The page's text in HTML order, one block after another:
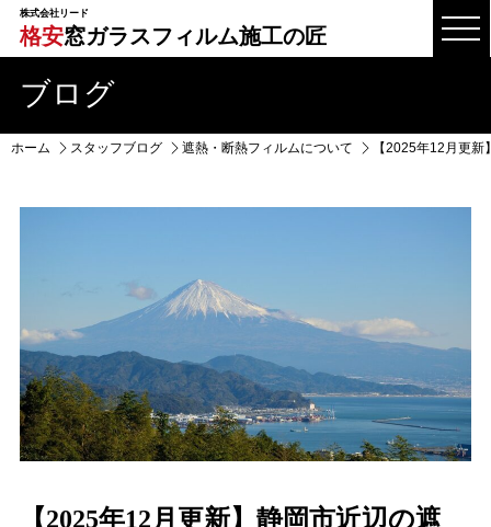
株式会社リード
格安窓ガラスフィルム施工の匠
ブログ
ホーム スタッフブログ 遮熱・断熱フィルムについて 【2025年12月更
【2025年12月更新】静岡市近辺の遮